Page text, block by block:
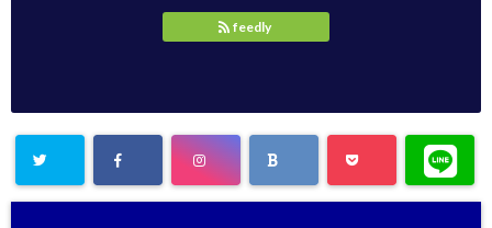
feedly